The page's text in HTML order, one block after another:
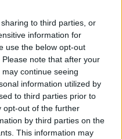
to third parties, or
information for
use the below opt-out
note that after your
continue seeing
information utilized by
to third parties prior to
opt-out of the further
by third parties on the
This information may
segnalazioni,
le tue foto
al numero +39